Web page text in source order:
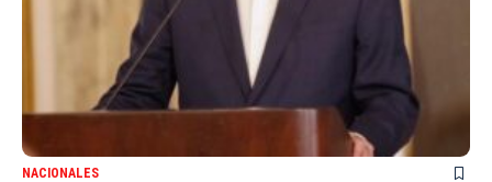
NACIONALES